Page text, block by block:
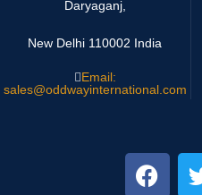
Daryaganj,
New Delhi 110002 India
Email:
sales@oddwayinternational.com